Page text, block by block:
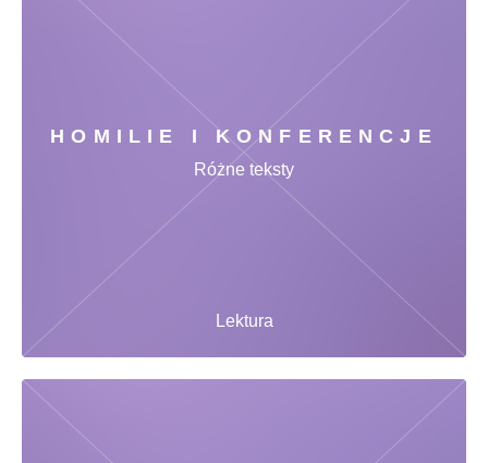
HOMILIE I KONFERENCJE
Lektura
Różne teksty